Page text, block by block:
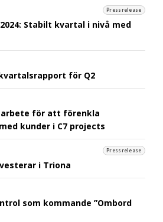
Pressrelease
Stabilt kvartal i nivå med
för Q2
för att förenkla
kunder i C7 projects
Pressrelease
i Triona
som kommande ”Ombord